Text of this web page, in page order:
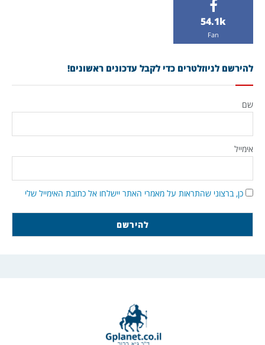
54.1k
Fan
להירשם לניוזלטרים כדי לקבל עדכונים ראשונים!
שם
אימייל
כן, ברצוני שהתראות על מאמרי האתר יישלחו אל כתובת האימייל שלי